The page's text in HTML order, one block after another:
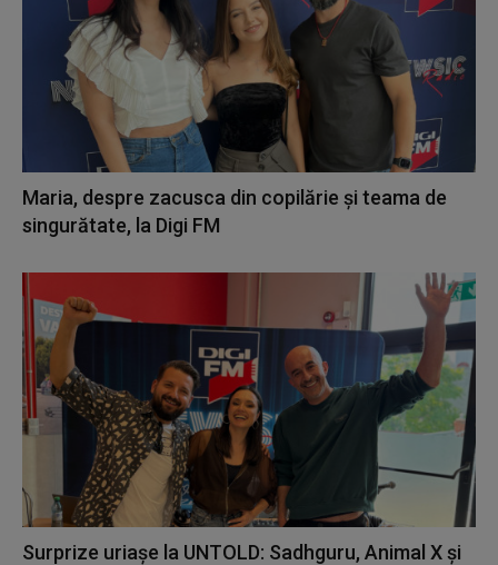
Maria, despre zacusca din copilărie și teama de
singurătate, la Digi FM
Surprize uriașe la UNTOLD: Sadhguru, Animal X și